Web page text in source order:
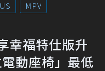
MPV
幸福特仕版升
動座椅」最低